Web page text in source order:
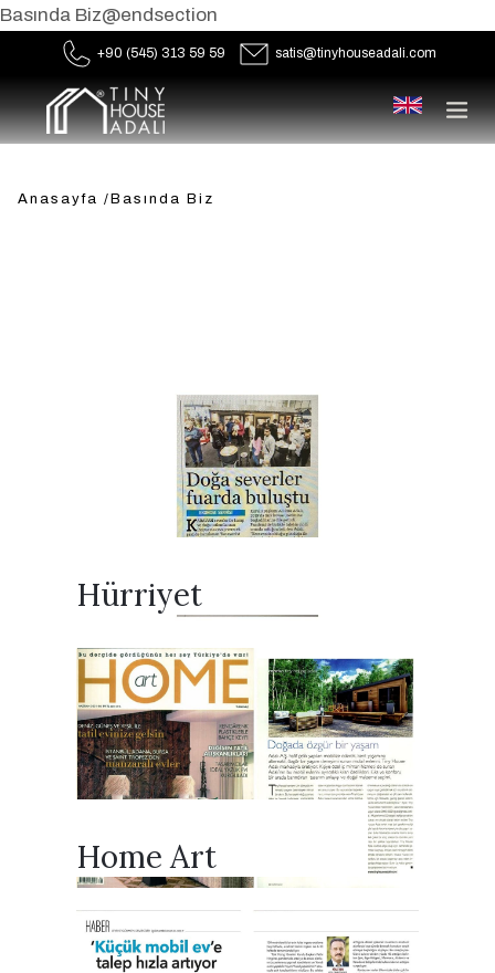
Basında Biz@endsection
+90 (545) 313 59 59 satis@tinyhouseadali.com
Basında Biz
Anasayfa / Basında Biz
Hürriyet
Home Art